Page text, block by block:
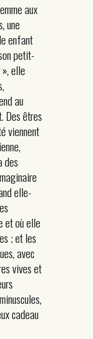
aux
une
enfant
petit-
elle
au
Des êtres
viennent
des
elle-
et où elle
; et les
avec
vives et
cadeau